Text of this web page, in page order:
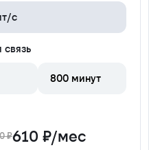
с
связь
800 минут
₽610 ₽/мес